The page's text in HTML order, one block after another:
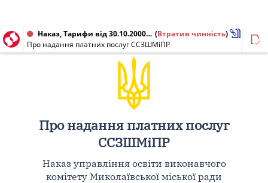
Наказ, Тарифи від 30.10.2000 № 763 (Втратив чинність)
Про надання платних послуг ССЗШМіПР
Про надання платних послуг
ССЗШМіПР
Наказ управління освіти виконавчого
комітету Миколаївської міської ради